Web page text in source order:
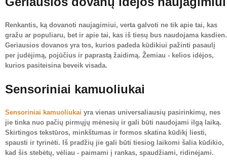
Renkantis, ką dovanoti naujagimiui, verta galvoti ne tik apie tai, kas
gražu ar populiaru, bet ir apie tai, kas iš tiesų bus naudojama kasdien.
Geriausios dovanos yra tos, kurios padeda kūdikiui pažinti pasaulį
per judėjimą, pojūčius ir paprastą žaidimą. Žemiau - kelios idėjos,
kurios pasiteisina beveik visada.
Sensoriniai kamuoliukai
Sensoriniai kamuoliukai yra vienas universaliausių pasirinkimų, nes
jie tinka nuo pačių pirmųjų mėnesių ir gali būti naudojami ilgą laiką.
Skirtingos tekstūros, minkštumas ir formos skatina kūdikį liesti,
spausti ir tyrinėti. Iš pradžių jie gali būti tiesiog laikomi šalia kūdikio,
kad šis stebėtų, vėliau - paimami į rankas, spaudžiami, ridinėjami.